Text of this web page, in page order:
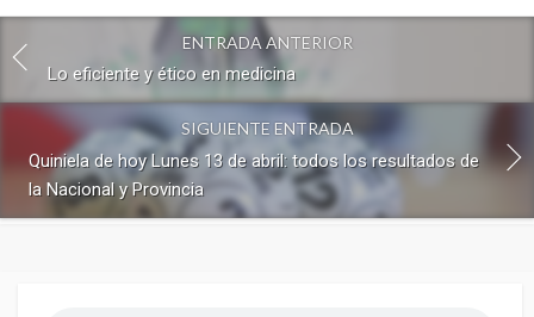
ENTRADA ANTERIOR
Lo eficiente y ético en medicina
SIGUIENTE ENTRADA
Quiniela de hoy Lunes 13 de abril: todos los resultados de
la Nacional y Provincia